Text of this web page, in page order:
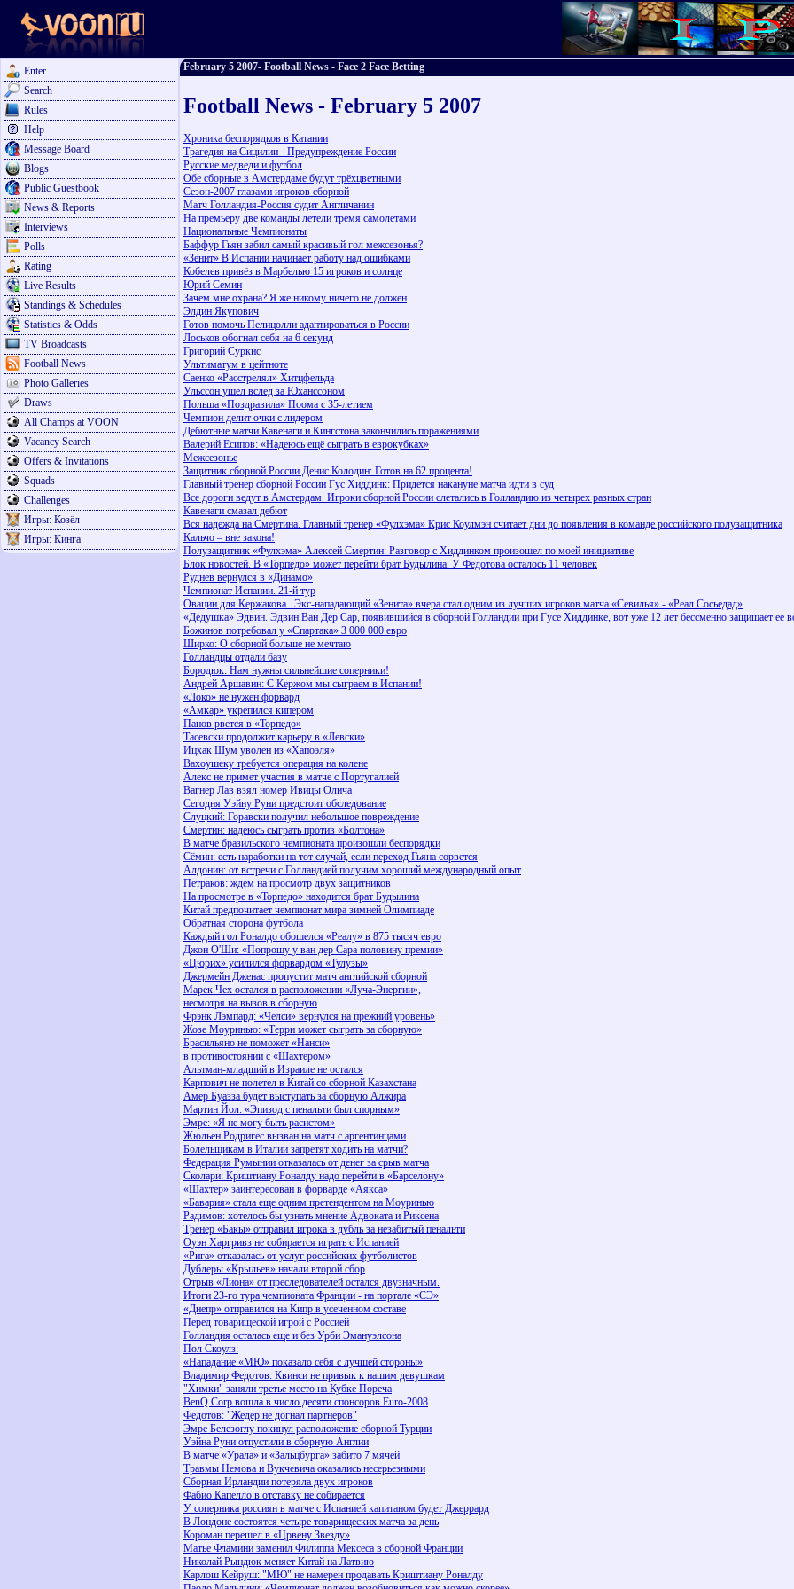
Enter
Search
Rules
Help
Message Board
Blogs
Public Guestbook
News & Reports
Interviews
Polls
Rating
Live Results
Standings & Schedules
Statistics & Odds
TV Broadcasts
Football News
Photo Galleries
Draws
All Champs at VOON
Vacancy Search
Offers & Invitations
Squads
Challenges
Игры: Козёл
Игры: Кинга
February 5 2007- Football News - Face 2 Face Betting
Football News - February 5 2007
Хроника беспорядков в Катании
Трагедия на Сицилии - Предупреждение России
Русские медведи и футбол
Обе сборные в Амстердаме будут трёхцветными
Сезон-2007 глазами игроков сборной
Матч Голландия-Россия судит Англичанин
На премьеру две команды летели тремя самолетами
Национальные Чемпионаты
Баффур Гьян забил самый красивый гол межсезонья?
«Зенит» В Испании начинает работу над ошибками
Кобелев привёз в Марбелью 15 игроков и солнце
Юрий Семин
Зачем мне охрана? Я же никому ничего не должен
Элдин Якупович
Готов помочь Пелицолли адаптироваться в России
Лоськов обогнал себя на 6 секунд
Григорий Суркис
Ультиматум в цейтноте
Саенко «Расстрелял» Хитцфельда
Ульссон ушел вслед за Юханссоном
Польша «Поздравила» Поома с 35-летием
Чемпион делит очки с лидером
Дебютные матчи Кавенаги и Кингстона закончились поражениями
Валерий Есипов: «Надеюсь ещё сыграть в еврокубках»
Межсезонье
Защитник сборной России Денис Колодин: Готов на 62 процента!
Главный тренер сборной России Гус Хиддинк: Придется накануне матча идти в суд
Все дороги ведут в Амстердам. Игроки сборной России слетались в Голландию из четырех разных стран
Кавенаги смазал дебют
Вся надежда на Смертина. Главный тренер «Фулхэма» Крис Коулмэн считает дни до появления в команде российского полузащитника
Кальчо – вне закона!
Полузащитник «Фулхэма» Алексей Смертин: Разговор с Хиддинком произошел по моей инициативе
Блок новостей. В «Торпедо» может перейти брат Будылина. У Федотова осталось 11 человек
Руднев вернулся в «Динамо»
Чемпионат Испании. 21-й тур
Овации для Кержакова . Экс-нападающий «Зенита» вчера стал одним из лучших игроков матча «Севилья» - «Реал Сосьедад»
«Дедушка» Эдвин. Эдвин Ван Дер Сар, появившийся в сборной Голландии при Гусе Хиддинке, вот уже 12 лет бессменно защищает ее
Божинов потребовал у «Спартака» 3 000 000 евро
Ширко: О сборной больше не мечтаю
Голландцы отдали базу
Бородюк: Нам нужны сильнейшие соперники!
Андрей Аршавин: С Кержом мы сыграем в Испании!
«Локо» не нужен форвард
«Амкар» укрепился кипером
Панов рвется в «Торпедо»
Тасевски продолжит карьеру в «Левски»
Ицхак Шум уволен из «Хапоэля»
Вахоушеку требуется операция на колене
Алекс не примет участия в матче с Португалией
Вагнер Лав взял номер Ивицы Олича
Сегодня Уэйну Руни предстоит обследование
Слуцкий: Горавски получил небольшое повреждение
Смертин: надеюсь сыграть против «Болтона»
В матче бразильского чемпионата произошли беспорядки
Сёмин: есть наработки на тот случай, если переход Гьяна сорвется
Алдонин: от встречи с Голландией получим хороший международный опыт
Петраков: ждем на просмотр двух защитников
На просмотре в «Торпедо» находится брат Будылина
Китай предпочитает чемпионат мира зимней Олимпиаде
Обратная сторона футбола
Каждый гол Роналдо обошелся «Реалу» в 875 тысяч евро
Джон О'Ши: «Попрошу у ван дер Сара половину премии»
«Цюрих» усилился форвардом «Тулузы»
Джермейн Дженас пропустит матч английской сборной
Марек Чех остался в расположении «Луча-Энергии»,
несмотря на вызов в сборную
Фрэнк Лэмпард: «Челси» вернулся на прежний уровень»
Жозе Моуринью: «Терри может сыграть за сборную»
Брасильяно не поможет «Нанси»
в противостоянии с «Шахтером»
Альтман-младший в Израиле не остался
Карпович не полетел в Китай со сборной Казахстана
Амер Буазза будет выступать за сборную Алжира
Мартин Йол: «Эпизод с пенальти был спорным»
Эмре: «Я не могу быть расистом»
Жюльен Родригес вызван на матч с аргентинцами
Болельщикам в Италии запретят ходить на матчи?
Федерация Румынии отказалась от денег за срыв матча
Сколари: Криштиану Роналду надо перейти в «Барселону»
«Шахтер» заинтересован в форварде «Аякса»
«Бавария» стала еще одним претендентом на Моуринью
Радимов: хотелось бы узнать мнение Адвоката и Риксена
Тренер «Бакы» отправил игрока в дубль за незабитый пенальти
Оуэн Харгривз не собирается играть с Испанией
«Рига» отказалась от услуг российских футболистов
Дублеры «Крыльев» начали второй сбор
Отрыв «Лиона» от преследователей остался двузначным.
Итоги 23-го тура чемпионата Франции - на портале «СЭ»
«Днепр» отправился на Кипр в усеченном составе
Перед товарищеской игрой с Россией
Голландия осталась еще и без Урби Эмануэлсона
Пол Скоулз:
«Нападание «МЮ» показало себя с лучшей стороны»
Владимир Федотов: Квинси не привык к нашим девушкам
"Химки" заняли третье место на Кубке Пореча
BenQ Corp вошла в число десяти спонсоров Euro-2008
Федотов: "Жедер не догнал партнеров"
Эмре Белезоглу покинул расположение сборной Турции
Уэйна Руни отпустили в сборную Англии
В матче «Урала» и «Зальцбурга» забито 7 мячей
Травмы Немова и Вукчевича оказались несерьезными
Сборная Ирландии потеряла двух игроков
Фабио Капелло в отставку не собирается
У соперника россиян в матче с Испанией капитаном будет Джеррард
В Лондоне состоятся четыре товарищеских матча за день
Короман перешел в «Црвену Звезду»
Матье Фламини заменил Филиппа Мексеса в сборной Франции
Николай Рындюк меняет Китай на Латвию
Карлош Кейруш: "МЮ" не намерен продавать Криштиану Роналду